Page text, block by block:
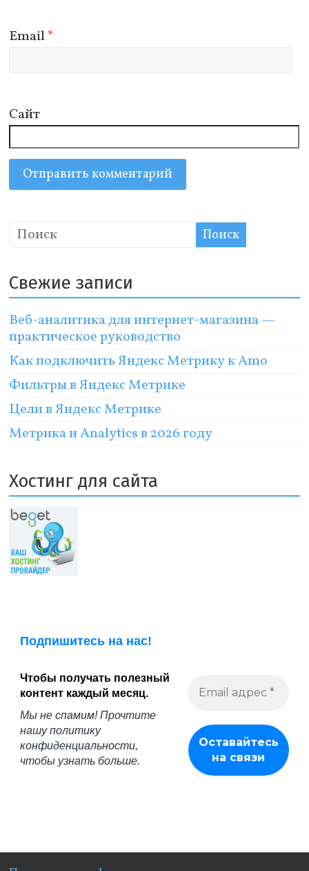
Email*
Сайт
Свежие записи
Веб-аналитика для интернет-магазина —
практическое руководство
Как подключить Яндекс Метрику к Amo
Фильтры в Яндекс Метрике
Цели в Яндекс Метрике
Метрика и Analytics в 2026 году
Хостинг для сайта
Подпишитесь на нас!
Чтобы получать полезный
контент каждый месяц.
Мы не спамим! Прочтите
нашуполитику
конфиденциальности,
чтобы узнать больше.